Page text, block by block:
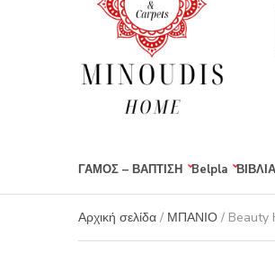
ΓΑΜΟΣ – ΒΑΠΤΙΣΗ Belpla
Αρχική σελίδα / ΜΠΑΝΙΟ / Beauty